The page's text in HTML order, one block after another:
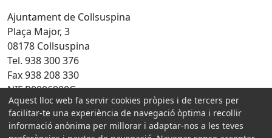
Ajuntament de Collsuspina
Plaça Major, 3
08178 Collsuspina
Tel. 938 300 376
Fax 938 208 330
NIF P0806900G
Amb la col·laboració de:
Aquest lloc web fa servir cookies pròpies i de tercers per
facilitar-te una experiència de navegació òptima i recollir
informació anònima per millorar i adaptar-nos a les teves